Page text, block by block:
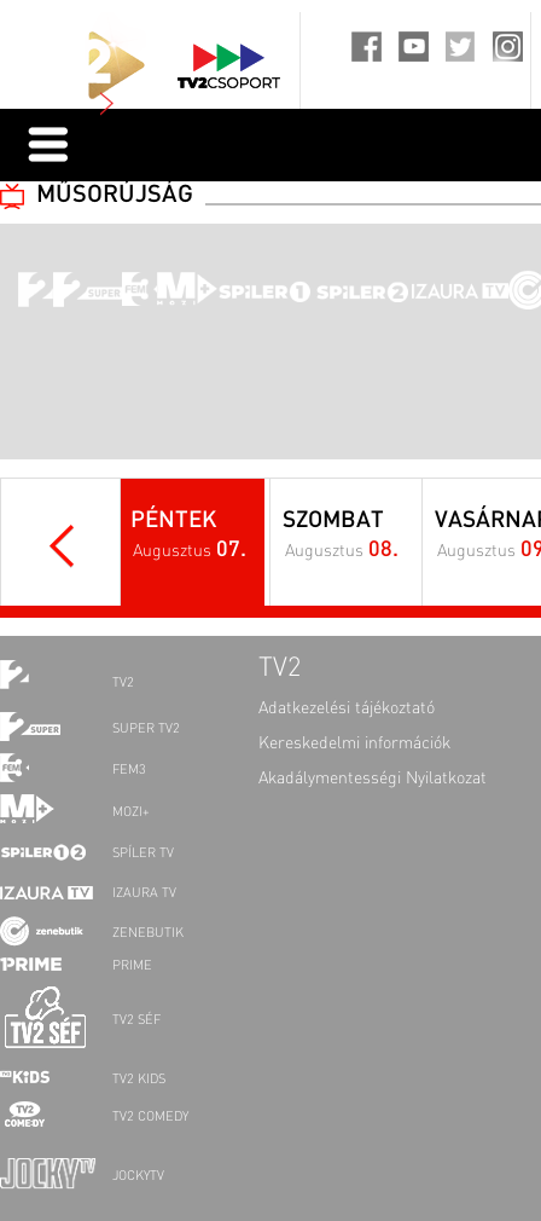
MŰSORÚJSÁG
PÉNTEK
Augusztus 07.
SZOMBAT
Augusztus 08. Augusztus
TV2
SUPER TV2
FEM3
MOZI+
SPÍLER TV
IZAURA TV
ZENEBUTIK
PRIME
TV2 SÉF
TV2 KIDS
TV2 COMEDY
JOCKYTV
TV2
Adatkezelési tájékoztató
Kereskedelmi információk
Akadálymentességi Nyilatkozat